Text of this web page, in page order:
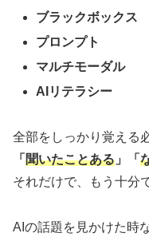
ブラックボックス
プロンプト
マルチモーダル
AIリテラシー
全部をしっかり覚える
「 聞いたことある 」「
それだけで、もう十分
AIの話題を見かけた時